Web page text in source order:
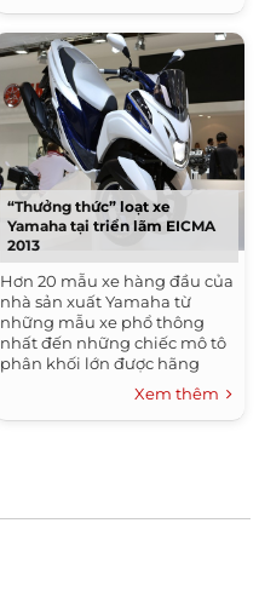
“Thưởng thức” loạt xe
Yamaha tại triển lãm EICMA
2013
Hơn 20 mẫu xe hàng đầu của
nhà sản xuất Yamaha từ
những mẫu xe phổ thông
nhất đến những chiếc mô tô
phân khối lớn được hãng
Xem thêm